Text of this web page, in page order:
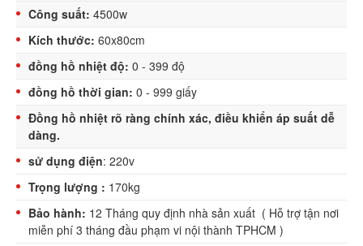
Công suất: 4500w
Kích thước: 60x80cm
đồng hồ nhiệt độ: 0 - 399 độ
đồng hồ thời gian: 0 - 999 giấy
Đồng hồ nhiệt rõ ràng chính xác, điều khiển áp suất dễ
dàng.
sử dụng điện: 220v
Trọng lượng : 170kg
Bảo hành: 12 Tháng quy định nhà sản xuất ( Hỗ trợ tận nơi
miễn phí 3 tháng đầu phạm vi nội thành TPHCM )